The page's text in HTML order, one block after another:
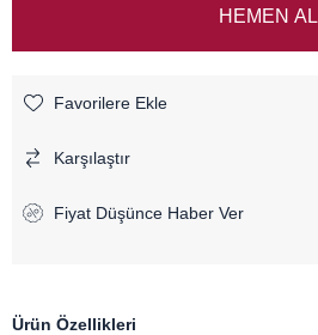
Favorilere Ekle
Karşılaştır
Fiyat Düşünce Haber Ver
Ürün Özellikleri